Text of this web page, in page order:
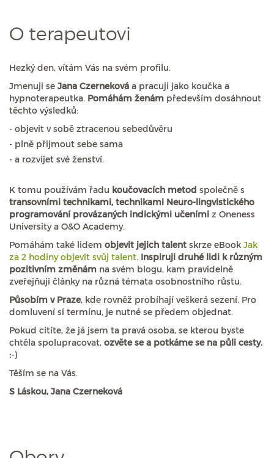
O terapeutovi
Hezký den, vítám Vás na svém profilu.
Jmenuji se Jana Czerneková a pracuji jako koučka a
hypnoterapeutka. Pomáhám ženám především dosáhnout
těchto výsledků:
- objevit v sobě ztracenou sebedůvěru
- plně přijmout sebe sama
- a rozvíjet své ženství.
K tomu používám řadu koučovacích metod společně s
transovními technikami, technikami Neuro-lingvistického
programování provázaných indickými učeními z Oneness
University a O&O Academy.
Pomáhám také lidem objevit jejich talent skrze eBook Jak
za 2 hodiny objevit svůj talent. Inspiruji druhé lidi k různým
pozitivním změnám na svém blogu, kam pravidelně
zveřejňuji články na různá témata osobnostního růstu.
Působím v Praze, kde rovněž probíhají veškerá sezení. Pro
domluvení si termínu, je nutné se předem objednat.
Pokud cítíte, že já jsem ta pravá osoba, se kterou byste
chtěla spolupracovat, ozvěte se a potkáme se na půli cesty.
:-)
Těším se na Vás.
S Láskou, Jana Czerneková